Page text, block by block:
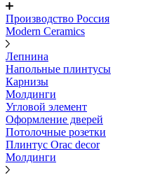
Производство Россия
Modern Ceramics
Лепнина
Напольные плинтусы
Карнизы
Молдинги
Угловой элемент
Оформление дверей
Потолочные розетки
Плинтус Orac decor
Молдинги